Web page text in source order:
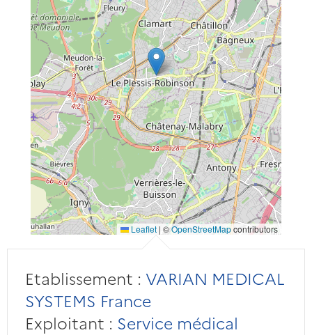
Leaflet | ©OpenStreetMapcontributors
Etablissement : VARIAN MEDICAL
SYSTEMS France
Exploitant : Service médical